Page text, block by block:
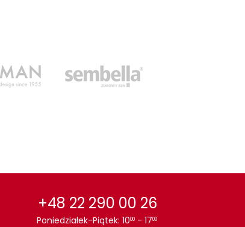
+48 22 290 00 26
Poniedziałek-Piątek: 1000 - 1700